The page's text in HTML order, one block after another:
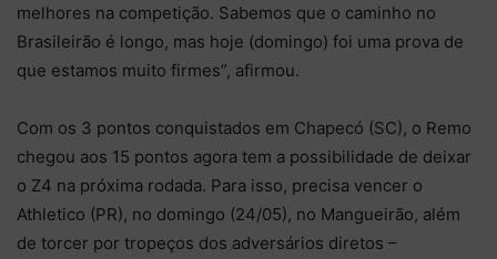
melhores na competição. Sabemos que o caminho no
Brasileirão é longo, mas hoje (domingo) foi uma prova de
que estamos muito firmes”, afirmou.
Com os 3 pontos conquistados em Chapecó (SC), o Remo
chegou aos 15 pontos agora tem a possibilidade de deixar
o Z4 na próxima rodada. Para isso, precisa vencer o
Athletico (PR), no domingo (24/05), no Mangueirão, além
de torcer por tropeços dos adversários diretos –